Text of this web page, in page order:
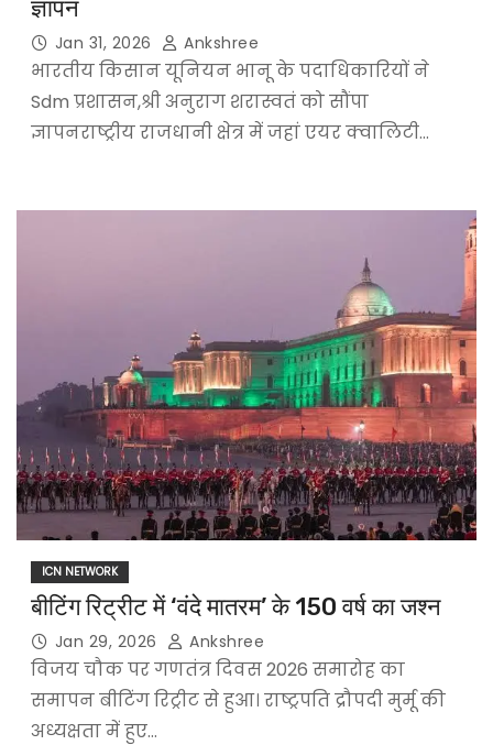
ज्ञापन
Jan 31, 2026 Ankshree
भारतीय किसान यूनियन भानू के पदाधिकारियों ने
Sdm प्रशासन,श्री अनुराग शरास्वतं को सौंपा
ज्ञापनराष्ट्रीय राजधानी क्षेत्र में जहां एयर क्वालिटी…
ICN NETWORK
बीटिंग रिट्रीट में ‘वंदे मातरम’ के 150 वर्ष का जश्न
Jan 29, 2026 Ankshree
विजय चौक पर गणतंत्र दिवस 2026 समारोह का
समापन बीटिंग रिट्रीट से हुआ। राष्ट्रपति द्रौपदी मुर्मू की
अध्यक्षता में हुए…